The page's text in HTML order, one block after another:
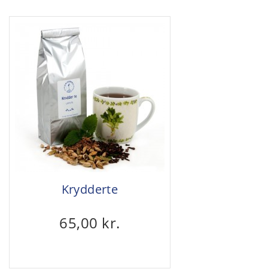
Krydderte
65,00 kr.